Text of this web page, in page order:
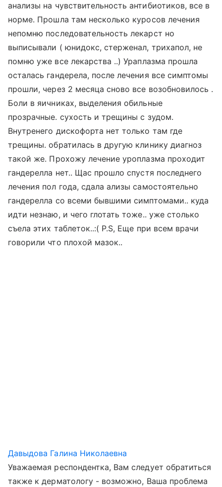
анализы на чувствительность антибиотиков, все в
норме. Прошла там несколько куросов лечения
непомню последовательность лекарст но
выписывали ( юнидокс, стерженал, трихапол, не
помню уже все лекарства ..) Ураплазма прошла
осталась гандерела, после лечения все симптомы
прошли, через 2 месяца сново все возобновилось .
Боли в яичниках, выделения обильные
прозрачные. сухость и трещины с зудом.
Внутренего дискофорта нет только там где
трещины. обратилась в другую клинику диагноз
такой же. Прохожу лечение уроплазма проходит
гандерелла нет.. Щас прошло спустя последнего
лечения пол года, сдала ализы самостоятельно
гандерелла со всеми бывшими симптомами.. куда
идти незнаю, и чего глотать тоже.. уже столько
съела этих таблеток..:( Р.S, Еще при всем врачи
говорили что плохой мазок..
Давыдова Галина Николаевна
Уважаемая респондентка, Вам следует обратиться
также к дерматологу - возможно, Ваша проблема